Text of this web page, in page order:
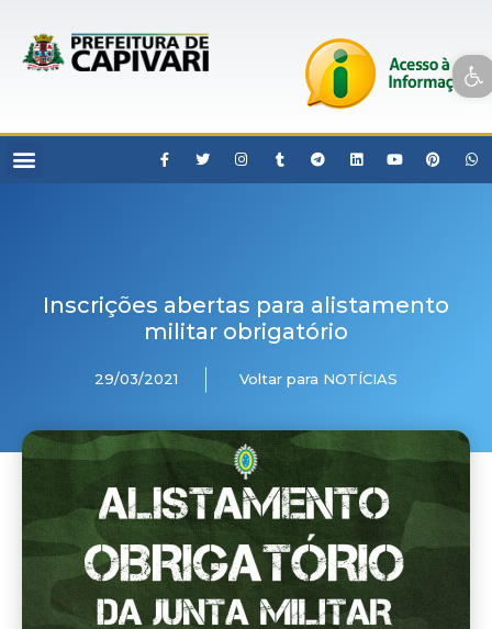
Open toolbar
Inscrições abertas para alistamento
militar obrigatório
29/03/2021 Voltar para NOTÍCIAS